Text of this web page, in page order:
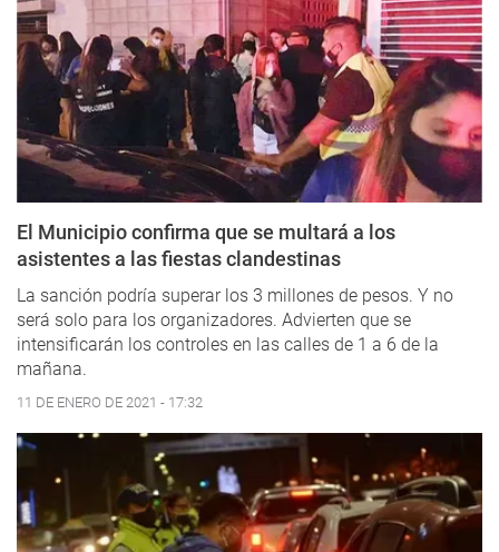
El Municipio confirma que se multará a los
asistentes a las fiestas clandestinas
La sanción podría superar los 3 millones de pesos. Y no
será solo para los organizadores. Advierten que se
intensificarán los controles en las calles de 1 a 6 de la
mañana.
11 DE ENERO DE 2021 - 17:32